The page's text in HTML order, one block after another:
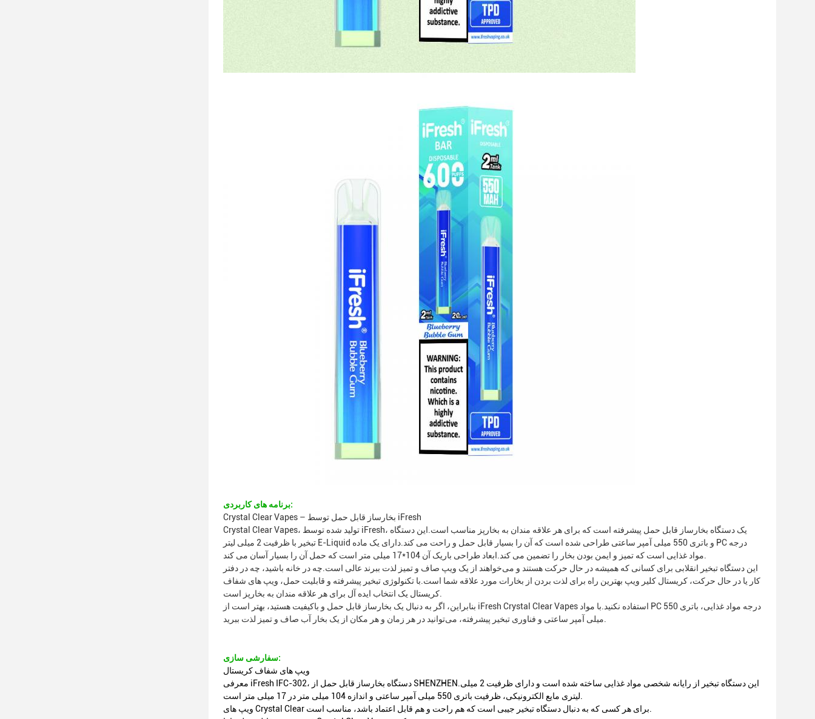
برنامه های کاربردی:
Crystal Clear Vapes – بخارساز قابل حمل توسط iFresh
Crystal Clear Vapes، تولید شده توسط iFresh، یک دستگاه بخارساز قابل حمل پیشرفته است که برای هر علاقه مندان به بخارپز مناسب است.این دستگاه
تبخیر با ظرفیت 2 میلی لیتر E-Liquid و باتری 550 میلی آمپر ساعتی طراحی شده است که آن را بسیار قابل حمل و راحت می کند.دارای یک ماده PC درجه
این دستگاه تبخیر انقلابی برای کسانی که همیشه در حال حرکت هستند و می‌خواهند از یک ویپ صاف و تمیز لذت ببرند عالی است.چه در خانه باشید، چه در دفتر
کار یا در حال حرکت، کریستال کلیر ویپ بهترین راه برای لذت بردن از بخارات مورد علاقه شما است.با تکنولوژی تبخیر پیشرفته و قابلیت حمل، ویپ های شفاف
بنابراین، اگر به دنبال یک بخارساز قابل حمل و باکیفیت هستید، بهتر است از iFresh Crystal Clear Vapes استفاده نکنید.با مواد PC درجه مواد غذایی، باتری 550
سفارشی سازی:
ویپ های شفاف کریستال
معرفی iFresh IFC-302، دستگاه بخارساز قابل حمل از SHENZHEN.این دستگاه تبخیر از رایانه شخصی مواد غذایی ساخته شده است و دارای ظرفیت 2 میلی
لیتری مایع الکترونیکی، ظرفیت باتری 550 میلی آمپر ساعتی و اندازه 104 میلی متر در 17 میلی متر است.
ویپ های Crystal Clear برای هر کسی که به دنبال دستگاه تبخیر جیبی است که هم راحت و هم قابل اعتماد باشد، مناسب است.